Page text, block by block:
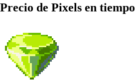
Precio de Pixels en